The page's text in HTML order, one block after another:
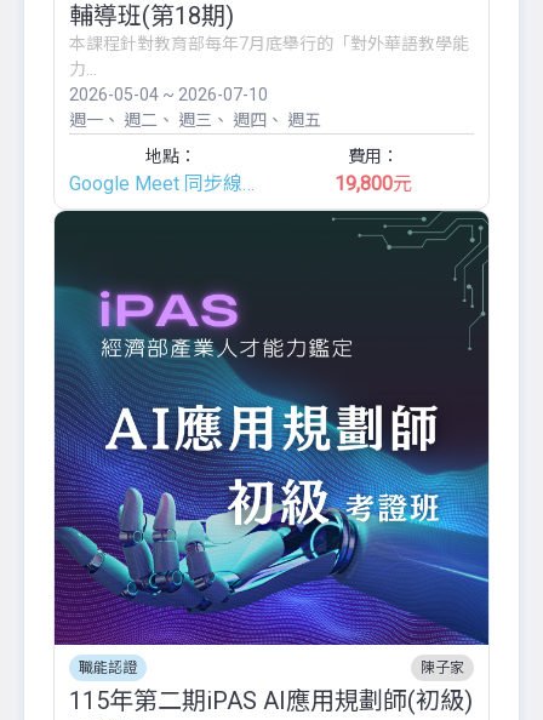
輔導班(第18期)
本課程針對教育部每年7月底舉行的「對外華語教學能
力...
2026-05-04 ~ 2026-07-10
週一
週二 週三 週四
週五
地點：
Google Meet 同步線上班
費用：
19,800元
職能認證 陳子家
115年第二期iPAS AI應用規劃師(初級)